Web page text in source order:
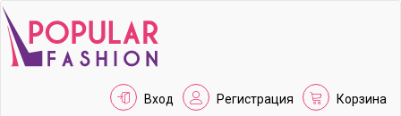
Вход Регистрация Корзина